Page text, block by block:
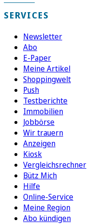
SERVICES
Newsletter
Abo
E-Paper
Meine Artikel
Shoppingwelt
Push
Testberichte
Immobilien
Jobbörse
Wir trauern
Anzeigen
Kiosk
Vergleichsrechner
Bütz Mich
Hilfe
Online-Service
Meine Region
Abo kündigen